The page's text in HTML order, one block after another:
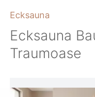
Ecksauna
Ecksauna
Traumoase